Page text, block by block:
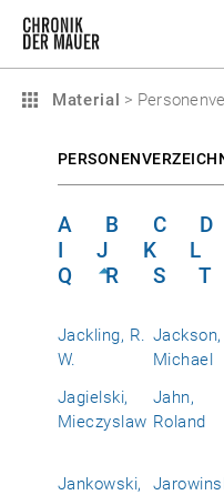
Material >
A B C D
I
J K L
Q
R S T
Jackling, R.
W.
Jackson,
Michael
Jagielski,
Mieczyslaw
Jahn,
Roland
Jankowski,